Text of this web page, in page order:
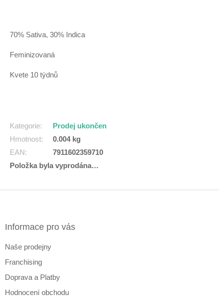
70% Sativa, 30% Indica
Feminizovaná
Kvete 10 týdnů
Kategorie:
Prodej ukončen
Hmotnost:
0.004 kg
EAN:
7911602359710
Položka byla vyprodána…
Informace pro vás
Naše prodejny
Franchising
Doprava a Platby
Hodnocení obchodu